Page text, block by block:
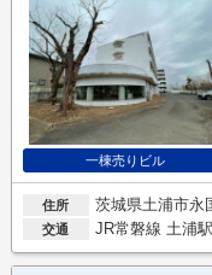
一棟売りビル
住所 茨城県土浦市永
交通 JR常磐線 土浦